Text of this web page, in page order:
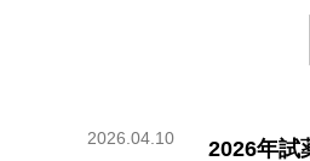
2026.04.10 2026年試